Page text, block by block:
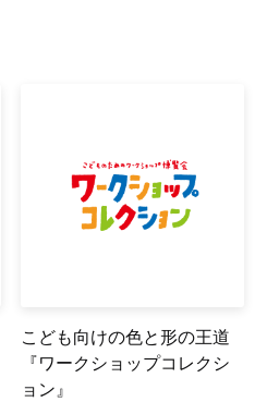
こども向けの色と形の王道
『ワークショップコレクシ
ョン』